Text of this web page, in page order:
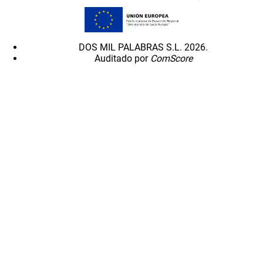
DOS MIL PALABRAS S.L. 2026.
Auditado por ComScore